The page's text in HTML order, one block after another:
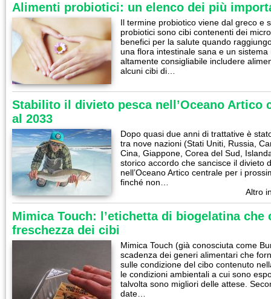
Alimenti probiotici: un elenco dei più
Il termine probiotico viene dal greco e
probiotici sono cibi contenenti dei
benefici per la salute quando
una flora intestinale sana e un
altamente consigliabile includere
alcuni cibi di…
Stabilito il divieto pesca nell’Oceano Artico
al 2033
Dopo quasi due anni di trattative è
tra nove nazioni (Stati Uniti, Russia,
Cina, Giappone, Corea del Sud,
storico accordo che sancisce il divieto
nell’Oceano Artico centrale per i
finché non…
Altro
Mimica Touch: l’etichetta di biogelatina che
freschezza dei cibi
Mimica Touch (già conosciuta come
scadenza dei generi alimentari che
sulle condizione del cibo contenuto
le condizioni ambientali a cui sono
talvolta sono migliori delle attese.
date…